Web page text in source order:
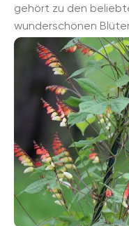
gehört zu den
wunderschönen
nacheinander mit
Gelborange ...